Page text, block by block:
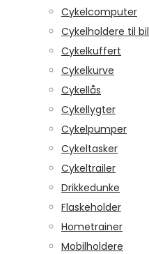
Cykelcomputer
Cykelholdere til bil
Cykelkuffert
Cykelkurve
Cykellås
Cykellygter
Cykelpumper
Cykeltasker
Cykeltrailer
Drikkedunke
Flaskeholder
Hometrainer
Mobilholdere